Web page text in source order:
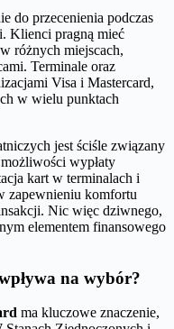
do przecenienia podczas
Klienci pragną mieć
różnych miejscach,
Terminale oraz
Visa i Mastercard,
w wielu punktach
jest ściśle związany
wypłaty
kart w terminalach i
zapewnieniu komfortu
Nic więc dziwnego,
elementem finansowego
na wybór?
ma kluczowe znaczenie,